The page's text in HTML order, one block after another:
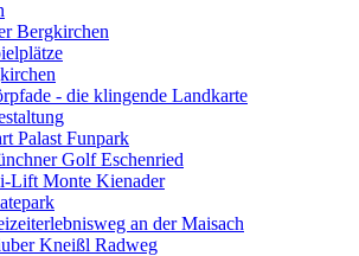
Bergkirchen
- die klingende Landkarte
Palast Funpark
Golf Eschenried
Lift Monte Kienader
an der Maisach
Kneißl Radweg